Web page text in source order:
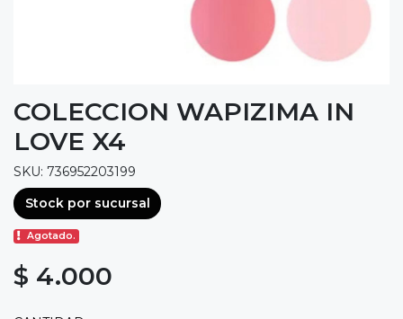
COLECCION WAPIZIMA IN
LOVE X4
SKU: 736952203199
Stock por sucursal
Agotado.
$ 4.000